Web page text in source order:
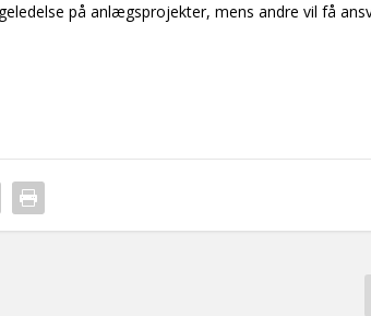
på anlægsprojekter, mens andre vil få